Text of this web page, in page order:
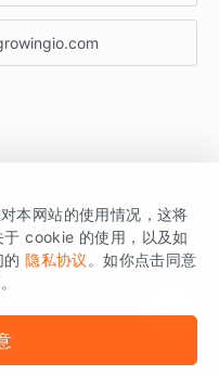
品牌，核心平台为 GrowingIO
本网站的使用情况，这将
cookie 的使用，以及如
隐私协议 。如你点击同意